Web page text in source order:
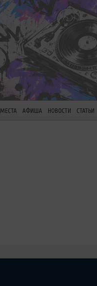
МЕСТА АФИША НОВОСТИ СТАТЬИ